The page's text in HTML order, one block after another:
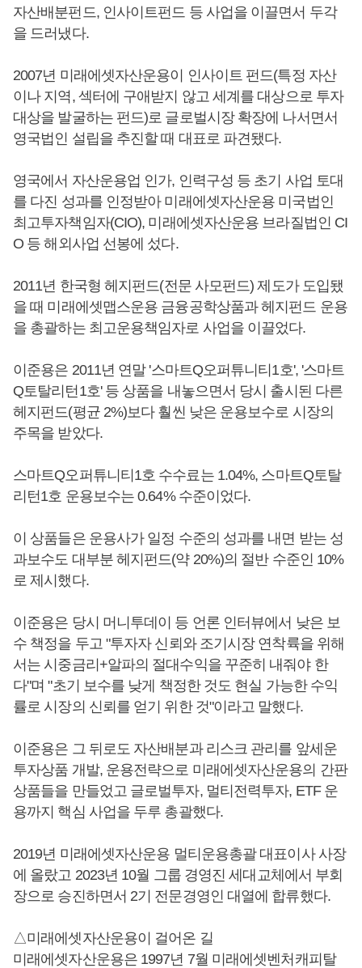
자산배분펀드, 인사이트펀드 등 사업을 이끌면서 두각
을 드러냈다.
2007년 미래에셋자산운용이 인사이트 펀드(특정 자산
이나 지역, 섹터에 구애받지 않고 세계를 대상으로 투자
대상을 발굴하는 펀드)로 글로벌시장 확장에 나서면서
영국법인 설립을 추진할 때 대표로 파견됐다.
영국에서 자산운용업 인가, 인력구성 등 초기 사업 토대
를 다진 성과를 인정받아 미래에셋자산운용 미국법인
최고투자책임자(CIO), 미래에셋자산운용 브라질법인 CI
O 등 해외사업 선봉에 섰다.
2011년 한국형 헤지펀드(전문 사모펀드) 제도가 도입됐
을 때 미래에셋맵스운용 금융공학상품과 헤지펀드 운용
을 총괄하는 최고운용책임자로 사업을 이끌었다.
이준용은 2011년 연말 '스마트Q오퍼튜니티1호', '스마트
Q토탈리턴1호' 등 상품을 내놓으면서 당시 출시된 다른
헤지펀드(평균 2%)보다 훨씬 낮은 운용보수로 시장의
주목을 받았다.
스마트Q오퍼튜니티1호 수수료는 1.04%, 스마트Q토탈
리턴1호 운용보수는 0.64% 수준이었다.
이 상품들은 운용사가 일정 수준의 성과를 내면 받는 성
과보수도 대부분 헤지펀드(약 20%)의 절반 수준인 10%
로 제시했다.
이준용은 당시 머니투데이 등 언론 인터뷰에서 낮은 보
수 책정을 두고 "투자자 신뢰와 조기시장 연착륙을 위해
서는 시중금리+알파의 절대수익을 꾸준히 내줘야 한
다"며 "초기 보수를 낮게 책정한 것도 현실 가능한 수익
률로 시장의 신뢰를 얻기 위한 것"이라고 말했다.
이준용은 그 뒤로도 자산배분과 리스크 관리를 앞세운
투자상품 개발, 운용전략으로 미래에셋자산운용의 간판
상품들을 만들었고 글로벌투자, 멀티전력투자, ETF 운
용까지 핵심 사업을 두루 총괄했다.
2019년 미래에셋자산운용 멀티운용총괄 대표이사 사장
에 올랐고 2023년 10월 그룹 경영진 세대교체에서 부회
장으로 승진하면서 2기 전문경영인 대열에 합류했다.
△미래에셋자산운용이 걸어온 길
미래에셋자산운용은 1997년 7월 미래에셋벤처캐피탈